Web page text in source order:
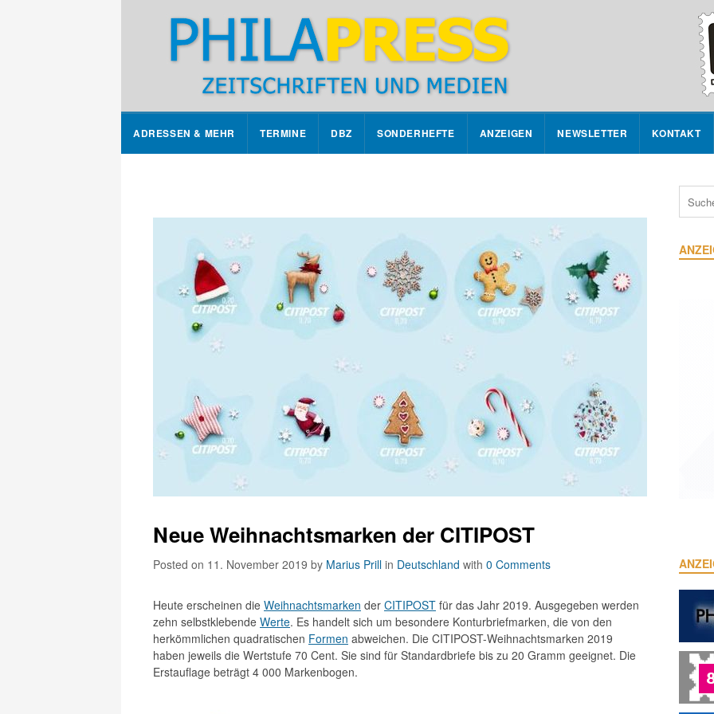
ADRESSEN & MEHR TERMINE DBZ SONDERHEFTE ANZEIGEN NEWSLETTER KONTAKT
Neue Weihnachtsmarken der CITIPOST
Posted on 11. November 2019 by Marius Prill in Deutschland with 0 Comments
Heute erscheinen die Weihnachtsmarken der CITIPOST für das Jahr 2019. Ausgegeben werden
zehn selbstklebende Werte. Es handelt sich um besondere Konturbriefmarken, die von den
herkömmlichen quadratischen Formen abweichen. Die CITIPOST-Weihnachtsmarken 2019
haben jeweils die Wertstufe 70 Cent. Sie sind für Standardbriefe bis zu 20 Gramm geeignet. Die
Erstauflage beträgt 4 000 Markenbogen.